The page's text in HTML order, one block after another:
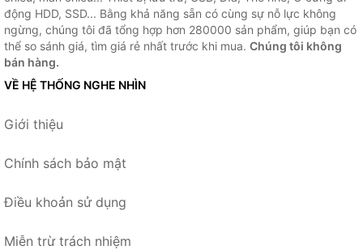
động HDD, SSD... Bằng khả năng sẵn có cùng sự nỗ lực không
ngừng, chúng tôi đã tổng hợp hơn 280000 sản phẩm, giúp bạn có
thể so sánh giá, tìm giá rẻ nhất trước khi mua. Chúng tôi không
bán hàng.
VỀ HỆ THỐNG NGHE NHÌN
Giới thiệu
Chính sách bảo mật
Điều khoản sử dụng
Miễn trừ trách nhiệm